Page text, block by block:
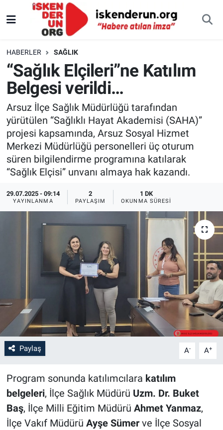
HABERLER SAĞLIK
“Sağlık Elçileri”ne Katılım
Belgesi verildi…
Arsuz İlçe Sağlık Müdürlüğü tarafından
yürütülen “Sağlıklı Hayat Akademisi (SAHA)”
projesi kapsamında, Arsuz Sosyal Hizmet
Merkezi Müdürlüğü personelleri üç oturum
süren bilgilendirme programına katılarak
“Sağlık Elçisi” unvanı almaya hak kazandı.
29.07.2025 - 09:14
YAYINLANMA
2
PAYLAŞIM
1 DK
OKUNMA SÜRESI
Paylaş A- A+
Program sonunda katılımcılara katılım
belgeleri, İlçe Sağlık Müdürü Uzm. Dr. Buket
Baş, İlçe Milli Eğitim Müdürü Ahmet Yanmaz,
İlçe Vakıf Müdürü Ayşe Sümerve İlçe Sosyal